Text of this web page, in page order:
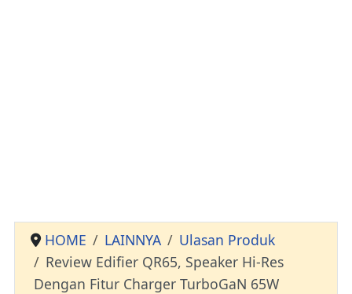
HOME LAINNYA
Ulasan Produk
Review Edifier QR65, Speaker Hi-Res
Dengan Fitur Charger TurboGaN 65W